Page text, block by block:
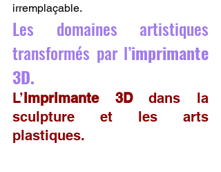
irremplaçable.
Les domaines artistiques
transformés par l’imprimante
3D.
L’imprimante 3D dans la
sculpture et les arts
plastiques.